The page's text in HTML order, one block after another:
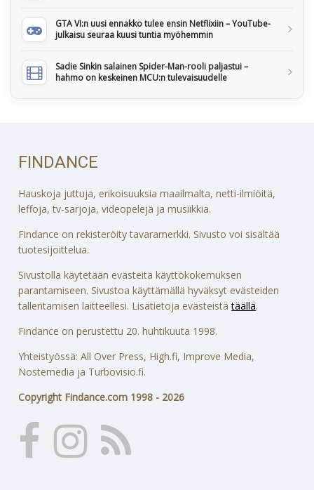
GTA VI:n uusi ennakko tulee ensin Netflixiin – YouTube-
julkaisu seuraa kuusi tuntia myöhemmin
Sadie Sinkin salainen Spider-Man-rooli paljastui –
hahmo on keskeinen MCU:n tulevaisuudelle
FINDANCE
Hauskoja juttuja, erikoisuuksia maailmalta, netti-ilmiöitä,
leffoja, tv-sarjoja, videopelejä ja musiikkia.
Findance on rekisteröity tavaramerkki. Sivusto voi sisältää
tuotesijoittelua.
Sivustolla käytetään evästeitä käyttökokemuksen
parantamiseen. Sivustoa käyttämällä hyväksyt evästeiden
tallentamisen laitteellesi. Lisätietoja evästeistätäällä.
Findance on perustettu 20. huhtikuuta 1998.
Yhteistyössä: All Over Press, High.fi, Improve Media,
Nostemedia ja Turbovisio.fi.
Copyright Findance.com 1998 - 2026